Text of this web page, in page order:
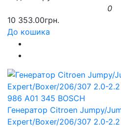
0
10 353.00грн.
До кошика
Генератор Citroen Jumpy/
Expert/Boxer/206/307 2.0-2.2